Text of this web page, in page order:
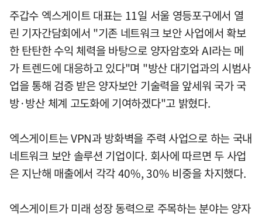
주갑수 엑스게이트 대표는 11일 서울 영등포구에서 열
린 기자간담회에서 "기존 네트워크 보안 사업에서 확보
한 탄탄한 수익 체력을 바탕으로 양자암호와 AI라는 메
가 트렌드에 대응하고 있다"며 "방산 대기업과의 시범사
업을 통해 검증 받은 양자보안 기술력을 앞세워 국가 국
방·방산 체계 고도화에 기여하겠다"고 밝혔다.
엑스게이트는 VPN과 방화벽을 주력 사업으로 하는 국내
네트워크 보안 솔루션 기업이다. 회사에 따르면 두 사업
은 지난해 매출에서 각각 40%, 30% 비중을 차지했다.
엑스게이트가 미래 성장 동력으로 주목하는 분야는 양자